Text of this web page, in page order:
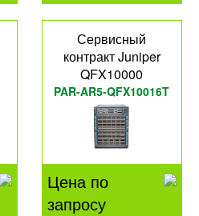
Сервисный
контракт Juniper
QFX10000
PAR-AR5-QFX10016T
Цена по
запросу